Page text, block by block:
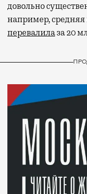
довольно
например, средняя
перевалилаза 20